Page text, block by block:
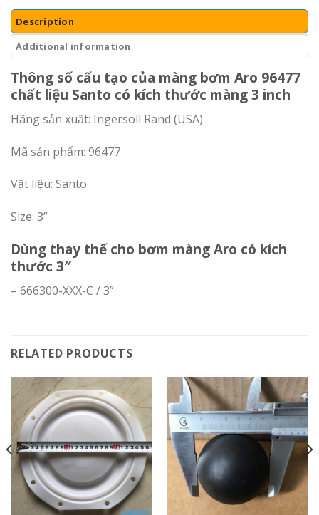
Description
Additional information
Thông số cấu tạo của màng bơm Aro 96477
chất liệu Santo có kích thước màng 3 inch
Hãng sản xuất: Ingersoll Rand (USA)
Mã sản phẩm: 96477
Vật liệu: Santo
Size: 3”
Dùng thay thế cho bơm màng Aro có kích
thước 3″
– 666300-XXX-C / 3”
RELATED PRODUCTS